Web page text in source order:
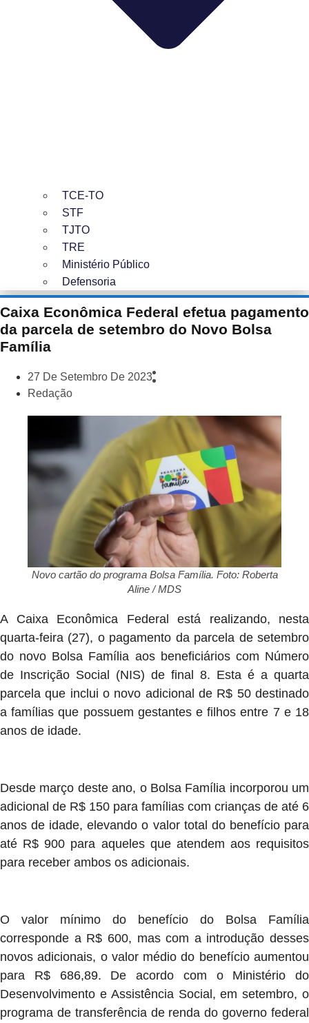
TCE-TO
STF
TJTO
TRE
Ministério Público
Defensoria
Caixa Econômica Federal efetua pagamento
da parcela de setembro do Novo Bolsa
Família
27 De Setembro De 2023
Redação
Novo cartão do programa Bolsa Família. Foto: Roberta
Aline / MDS
A Caixa Econômica Federal está realizando, nesta
quarta-feira (27), o pagamento da parcela de setembro
do novo Bolsa Família aos beneficiários com Número
de Inscrição Social (NIS) de final 8. Esta é a quarta
parcela que inclui o novo adicional de R$ 50 destinado
a famílias que possuem gestantes e filhos entre 7 e 18
anos de idade.
Desde março deste ano, o Bolsa Família incorporou um
adicional de R$ 150 para famílias com crianças de até 6
anos de idade, elevando o valor total do benefício para
até R$ 900 para aqueles que atendem aos requisitos
para receber ambos os adicionais.
O valor mínimo do benefício do Bolsa Família
corresponde a R$ 600, mas com a introdução desses
novos adicionais, o valor médio do benefício aumentou
para R$ 686,89. De acordo com o Ministério do
Desenvolvimento e Assistência Social, em setembro, o
programa de transferência de renda do governo federal